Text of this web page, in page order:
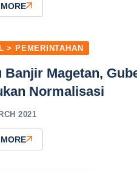
> PEMERINTAHAN
Banjir Magetan,
Normalisasi
2021